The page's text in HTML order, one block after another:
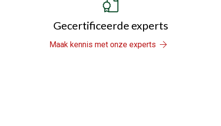
Gecertificeerde experts
Maak kennis met onze experts